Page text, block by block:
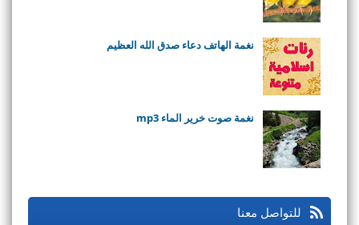
نغمة الهاتف دعاء صدق الله العظيم
نغمة صوت خرير الماء mp3
للتواصل معنا